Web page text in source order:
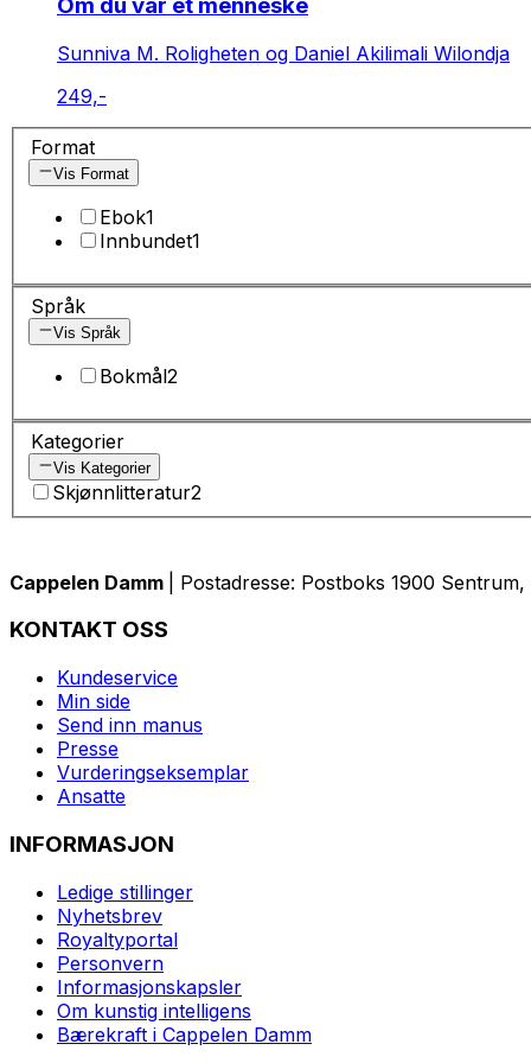
Om du var et menneske
Sunniva M. Roligheten og Daniel Akilimali Wilondja
249,-
Format
Vis Format
Ebok1
Innbundet1
Språk
Vis Språk
Bokmål2
Kategorier
Vis Kategorier
Skjønnlitteratur2
Cappelen Damm | Postadresse: Postboks 1900
KONTAKT OSS
Kundeservice
Min side
Send inn manus
Presse
Vurderingseksemplar
Ansatte
INFORMASJON
Ledige stillinger
Nyhetsbrev
Royaltyportal
Personvern
Informasjonskapsler
Om kunstig intelligens
Bærekraft i Cappelen Damm